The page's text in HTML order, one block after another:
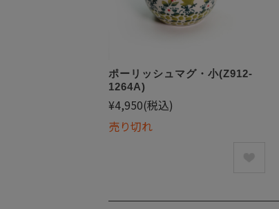
ポーリッシュマグ・小(Z912-
1264A)
¥4,950(税込)
売り切れ